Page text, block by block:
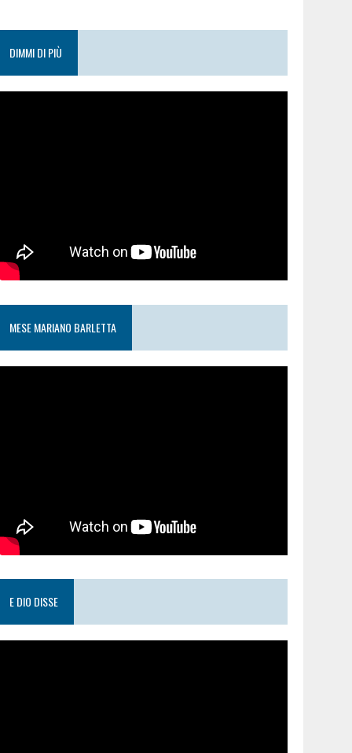
DIMMI DI PIÙ
MESE MARIANO BARLETTA
E DIO DISSE